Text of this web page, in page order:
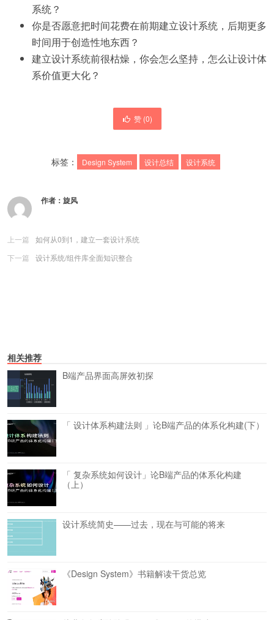
系统？
你是否愿意把时间花费在前期建立设计系统，后期更多
时间用于创造性地东西？
建立设计系统前很枯燥，你会怎么坚持，怎么让设计体
系价值更大化？
赞 (0)
标签： Design System 设计总结 设计系统
作者： 旋风
上一篇
如何从0到1，建立一套设计系统
下一篇
设计系统/组件库全面知识整合
相关推荐
B端产品界面高屏效初探
「 设计体系构建法则 」论B端产品的体系化构建(下）
「 复杂系统如何设计」论B端产品的体系化构建
（上）
设计系统简史——过去，现在与可能的将来
《Design System》书籍解读干货总览